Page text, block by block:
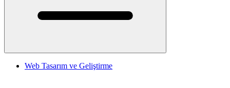
Web Tasarım ve Geliştirme